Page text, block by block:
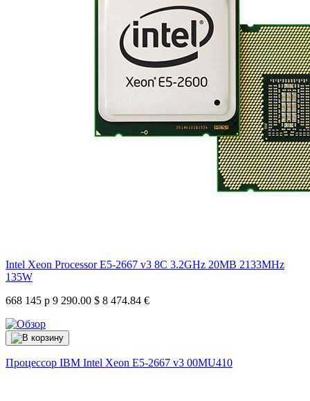
Intel Xeon Processor E5-2667 v3 8C 3.2GHz 20MB 2133MHz
135W
668 145 р 9 290.00 $ 8 474.84 €
Процессор IBM Intel Xeon E5-2667 v3 00MU410